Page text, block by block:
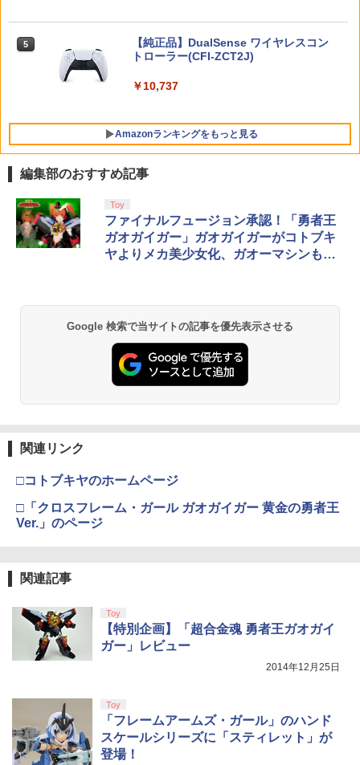
【中古】[Switch2] マリオカート ワール
ド 任天堂(20250605)
￥8,280
PRO FREAK V2 Aoi （通常版）プロフ
無段階高さ調節 profreek バージョン2 P
n 5 特許取得済み 日本製 しまリス堂
￥1,999
o Switch Lite 対応 スイッチ スイッチツ
ー ニンテンドー カバー ポーチ キャリン
ルなど 収納可能 ギフト プレゼント シン
￥1,100
u-ray]【宅配便出荷】
ンラインコード版
5
【純正品】DualSense ワイヤレスコン
トローラー(CFI-ZCT2J)
￥10,737
Amazonランキングをもっと見る
1
ラー + USB-C® ケーブル
￥8,300
【純正品】Xbox ワイヤレス コントロー
ラー (ロボット ホワイト)
￥7,681
【純正品】Xbox ワイヤレス コントロー
4
【純正品】Xbox 充電式バッテリー + US
5
【国内正規品】Thrustmaster スラスト
マスター TH8S シフター - PC、PS4、P
S5、PS5 Pro、Xbox One、Xbox Serie
s X|S 対応の高精度 H パターン シフター
1
窩座再来 通常版 [Blu-ray]
￥3,982
劇場版「鬼滅の刃」無限城編 第一章 猗
窩座再来 通常版 [DVD]
￥3,523
(オリジナル特典:オリジナル巾着＋メー
カー特典:【坤と離】二振りの剣、十翼よ
り来たる！スタジオ描き下ろしイラスト
ボード付) [Blu-ray]
￥8,698
【Amazon.co.jp限定】劇場版モノノ怪
第三章 蛇神 (オリジナル特典:オリジナル
巾着＋メーカー特典:【坤と離】二振りの
剣、十翼より来たる！スタジオ描き下ろ
編集部のおすすめ記事
Toy
ファイナルフュージョン承認！「勇者王
ガオガイガー」ガオガイガーがコトブキ
ヤよりメカ美少女化、ガオーマシンも忠
Google 検索で当サイトの記事を優先表示させる
関連リンク
□コトブキヤのホームページ
□「クロスフレーム・ガール ガオガイガー 黄金の勇者王
Ver.」のページ
関連記事
Toy
【特別企画】「超合金魂 勇者王ガオガイ
ガー」レビュー
2014年12月25日
Toy
「フレームアームズ・ガール」のハンド
スケールシリーズに「スティレット」が
登場！